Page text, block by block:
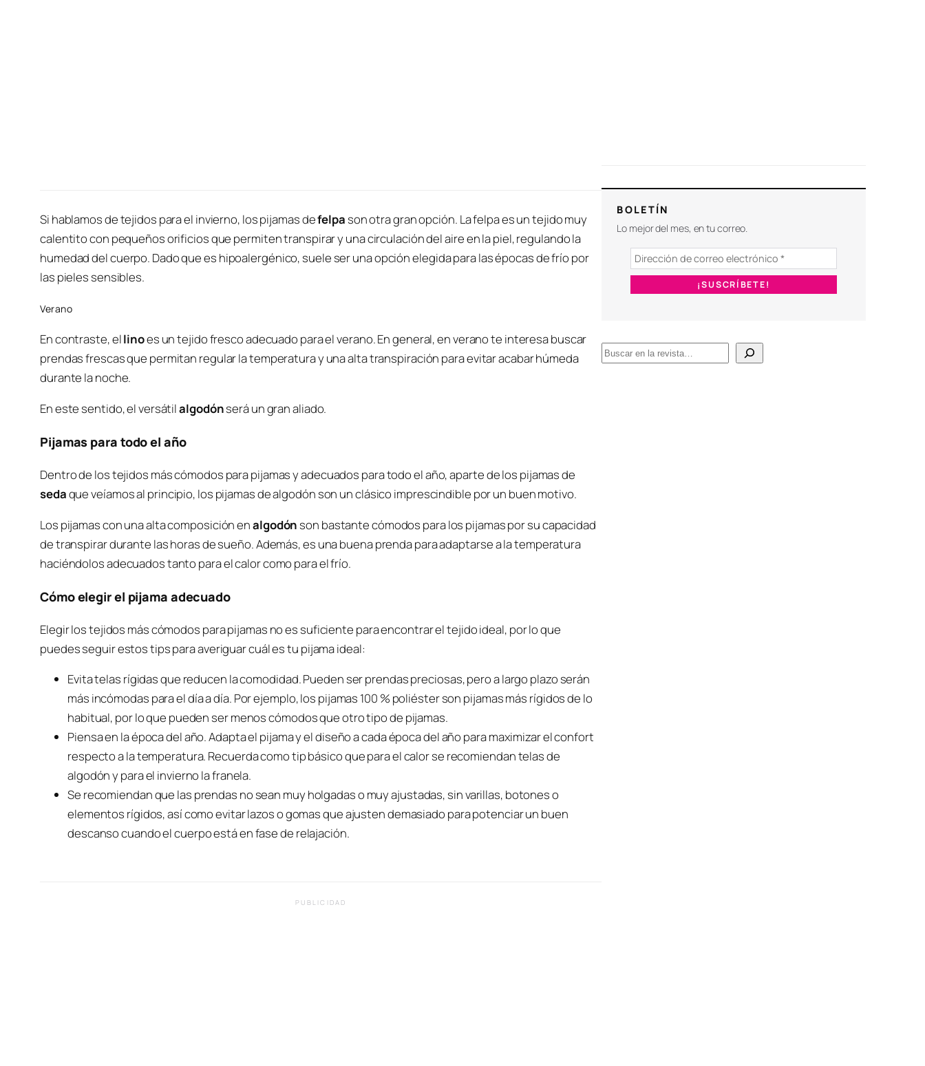
Si hablamos de tejidos para el invierno, los pijamas defelpa son otra gran opción. La felpa es un tejido muy
calentito con pequeños orificios que permiten transpirar y una circulación del aire en la piel, regulando la
humedad del cuerpo. Dado que es hipoalergénico, suele ser una opción elegida para las épocas de frío por
las pieles sensibles.
Verano
En contraste, ellinoes un tejido fresco adecuado para el verano. En general, en verano te interesa buscar
prendas frescas que permitan regular la temperatura y una alta transpiración para evitar acabar húmeda
durante la noche.
En este sentido, el versátilalgodónserá un gran aliado.
Pijamas para todo el año
Dentro de los tejidos más cómodos para pijamas y adecuados para todo el año, aparte de los pijamas de
sedaque veíamos al principio, los pijamas de algodón son un clásico imprescindible por un buen motivo.
Los pijamas con una alta composición enalgodón son bastante cómodos para los pijamas por su capacidad
de transpirar durante las horas de sueño. Además, es una buena prenda para adaptarse a la temperatura
haciéndolos adecuados tanto para el calor como para el frío.
Cómo elegir el pijama adecuado
Elegir los tejidos más cómodos para pijamas no es suficiente para encontrar el tejido ideal, por lo que
puedes seguir estos tips para averiguar cuál es tu pijama ideal:
Evita telas rígidas que reducen la comodidad. Pueden ser prendas preciosas, pero a largo plazo serán
más incómodas para el día a día. Por ejemplo, los pijamas 100 % poliéster son pijamas más rígidos de lo
habitual, por lo que pueden ser menos cómodos que otro tipo de pijamas.
Piensa en la época del año. Adapta el pijama y el diseño a cada época del año para maximizar el confort
respecto a la temperatura. Recuerda como tip básico que para el calor se recomiendan telas de
algodón y para el invierno la franela.
Se recomiendan que las prendas no sean muy holgadas o muy ajustadas, sin varillas, botones o
elementos rígidos, así como evitar lazos o gomas que ajusten demasiado para potenciar un buen
descanso cuando el cuerpo está en fase de relajación.
PUBLICIDAD
BOLETÍN
Lo mejor del mes, en tu correo.
B